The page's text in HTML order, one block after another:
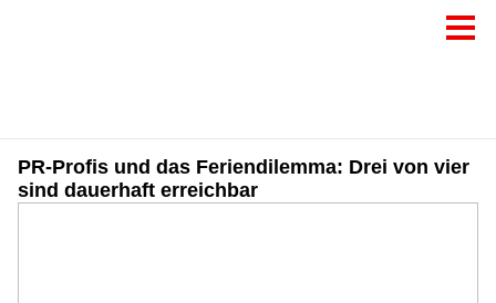
PR-Profis und das Feriendilemma: Drei von vier
sind dauerhaft erreichbar